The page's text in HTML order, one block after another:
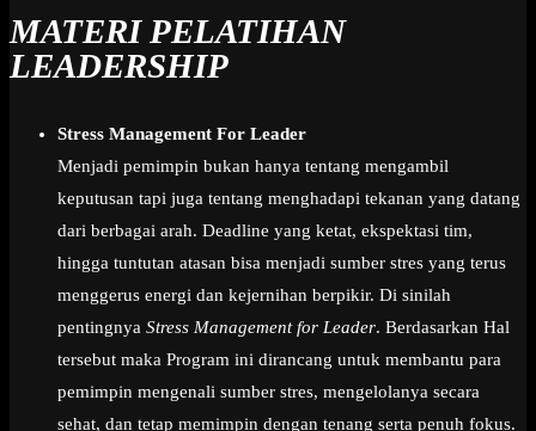
MATERI PELATIHAN
LEADERSHIP
Stress Management For Leader
Menjadi pemimpin bukan hanya tentang mengambil
keputusan tapi juga tentang menghadapi tekanan yang datang
dari berbagai arah. Deadline yang ketat, ekspektasi tim,
hingga tuntutan atasan bisa menjadi sumber stres yang terus
menggerus energi dan kejernihan berpikir. Di sinilah
pentingnya Stress Management for Leader. Berdasarkan Hal
tersebut maka Program ini dirancang untuk membantu para
pemimpin mengenali sumber stres, mengelolanya secara
sehat, dan tetap memimpin dengan tenang serta penuh fokus.